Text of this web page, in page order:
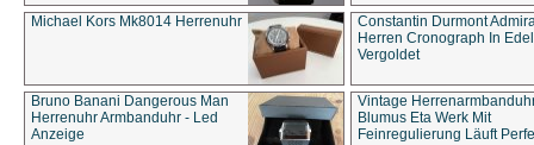
Michael Kors Mk8014 Herrenuhr
Constantin Durmont
Herren Cronograph In
Vergoldet
Bruno Banani Dangerous Man
Herrenuhr Armbanduhr - Led
Anzeige
Vintage
Blumus Eta Werk Mit
Feinregulierung Läuft